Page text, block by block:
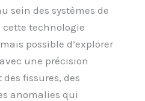
sein des systèmes de
cette technologie
possible d’explorer
une précision
fissures, des
anomalies qui